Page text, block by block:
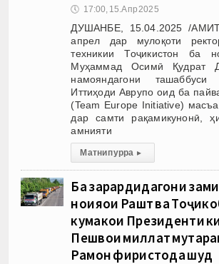
🕔 17:00, 15.Апр 2025
ДУШАНБЕ, 15.04.2025 /
апрел дар мулоқоти
техникии Тоҷикистон ба
Муҳаммад Осимӣ Қудрат
намояндагони ташаббуси
Иттиҳоди Аврупо оид ба
(Team Europe Initiative)
дар самти рақамикунонӣ,
амнияти
Матни пурра ▸
Ба зарардидагони
ноҳияҳои Рашт ва
кумакҳои Президенти
Пешвои миллат
Раҳмон фиристода шуд